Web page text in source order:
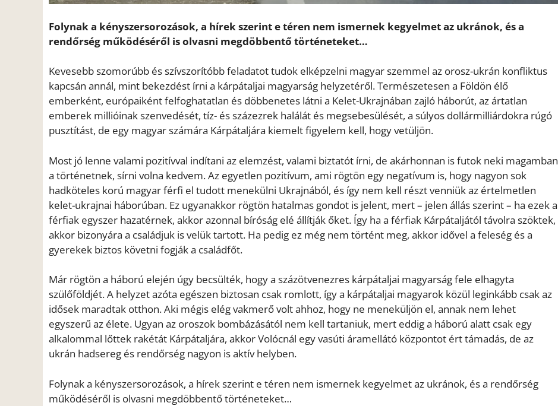
Folynak a kényszersorozások, a hírek szerint e téren nem ismernek kegyelmet az ukránok, és a
rendőrség működéséről is olvasni megdöbbentő történeteket…
Kevesebb szomorúbb és szívszorítóbb feladatot tudok elképzelni magyar szemmel az orosz-ukrán konfliktus
kapcsán annál, mint bekezdést írni a kárpátaljai magyarság helyzetéről. Természetesen a Földön élő
emberként, európaiként felfoghatatlan és döbbenetes látni a Kelet-Ukrajnában zajló háborút, az ártatlan
emberek millióinak szenvedését, tíz- és százezrek halálát és megsebesülését, a súlyos dollármilliárdokra rúgó
pusztítást, de egy magyar számára Kárpátaljára kiemelt figyelem kell, hogy vetüljön.
Most jó lenne valami pozitívval indítani az elemzést, valami biztatót írni, de akárhonnan is futok neki magamban
a történetnek, sírni volna kedvem. Az egyetlen pozitívum, ami rögtön egy negatívum is, hogy nagyon sok
hadköteles korú magyar férfi el tudott menekülni Ukrajnából, és így nem kell részt venniük az értelmetlen
kelet-ukrajnai háborúban. Ez ugyanakkor rögtön hatalmas gondot is jelent, mert – jelen állás szerint – ha ezek a
férfiak egyszer hazatérnek, akkor azonnal bíróság elé állítják őket. Így ha a férfiak Kárpátaljától távolra szöktek,
akkor bizonyára a családjuk is velük tartott. Ha pedig ez még nem történt meg, akkor idővel a feleség és a
gyerekek biztos követni fogják a családfőt.
Már rögtön a háború elején úgy becsülték, hogy a százötvenezres kárpátaljai magyarság fele elhagyta
szülőföldjét. A helyzet azóta egészen biztosan csak romlott, így a kárpátaljai magyarok közül leginkább csak az
idősek maradtak otthon. Aki mégis elég vakmerő volt ahhoz, hogy ne meneküljön el, annak nem lehet
egyszerű az élete. Ugyan az oroszok bombázásától nem kell tartaniuk, mert eddig a háború alatt csak egy
alkalommal lőttek rakétát Kárpátaljára, akkor Volócnál egy vasúti áramellátó központot ért támadás, de az
ukrán hadsereg és rendőrség nagyon is aktív helyben.
Folynak a kényszersorozások, a hírek szerint e téren nem ismernek kegyelmet az ukránok, és a rendőrség
működéséről is olvasni megdöbbentő történeteket…